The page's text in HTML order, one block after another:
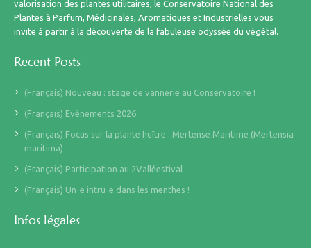
valorisation des plantes utilitaires, le Conservatoire National des
Plantes à Parfum, Médicinales, Aromatiques et Industrielles vous
invite à partir à la découverte de la fabuleuse odyssée du végétal.
Recent Posts
(Français) Nouveau : stage de vannerie au Conservatoire !
(Français) Evènements 2026
(Français) Focus sur la plante huître : Mertense Maritime (Mertensia
maritima)
(Français) Participation au 2Valléestival
(Français) Un-e intru-e dans les menthes !
Infos légales